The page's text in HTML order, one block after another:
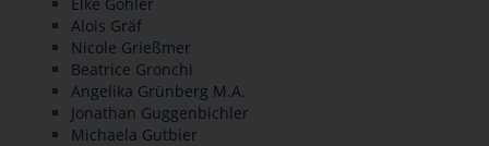
Alois Gräf
Nicole Grießmer
Beatrice Gronchi
Angelika Grünberg M.A.
Jonathan Guggenbichler
Michaela Gutbier